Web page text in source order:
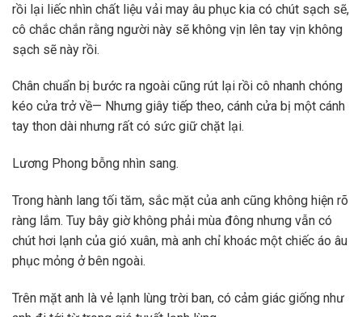
rồi lại liếc nhìn chất liệu vải may âu phục kia có chút sạch sẽ,
cô chắc chắn rằng người này sẽ không vịn lên tay vịn không
sạch sẽ này rồi.
Chân chuẩn bị bước ra ngoài cũng rút lại rồi cô nhanh chóng
kéo cửa trở về— Nhưng giây tiếp theo, cánh cửa bị một cánh
tay thon dài nhưng rất có sức giữ chặt lại.
Lương Phong bỗng nhìn sang.
Trong hành lang tối tăm, sắc mặt của anh cũng không hiện rõ
ràng lắm. Tuy bây giờ không phải mùa đông nhưng vẫn có
chút hơi lạnh của gió xuân, mà anh chỉ khoác một chiếc áo âu
phục mỏng ở bên ngoài.
Trên mặt anh là vẻ lạnh lùng trời ban, có cảm giác giống như